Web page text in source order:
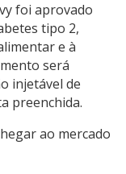
foi aprovado
tipo 2,
e à
será
injetável de
preenchida.
ao mercado